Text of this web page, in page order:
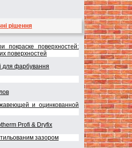
рішення
покраске поверхностей:
поверхностей
для фарбування
и оцинкованной
Profi & Dryfix
зазором